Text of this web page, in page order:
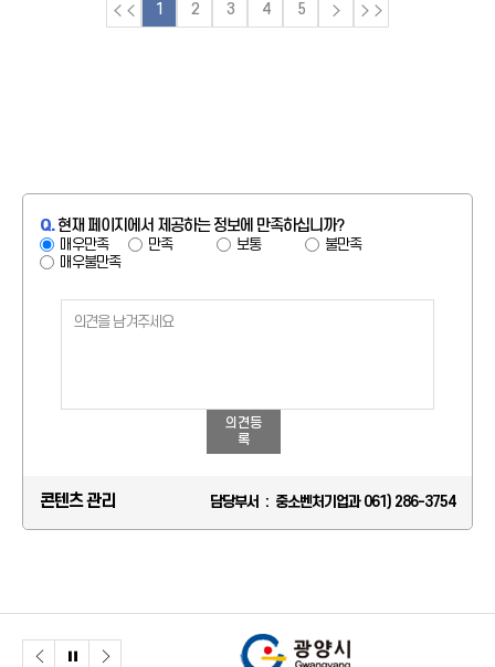
1 2 3 4 5
Q.현재 페이지에서 제공하는 정보에 만족하십니까?
매우만족 만족 보통
불만족
매우불만족
의견등
록
콘텐츠 관리 담당부서 : 중소벤처기업과 061) 286-3754